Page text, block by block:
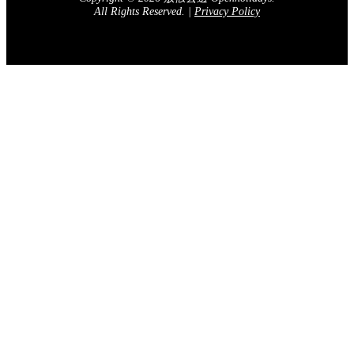
All Rights Reserved.
Privacy Policy